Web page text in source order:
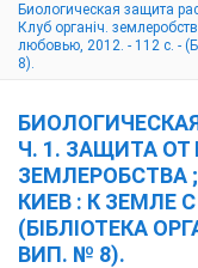
Биологическая защита
Клуб органіч.
любовью, 2012. - 112 с. -
8).
Ч. 1. ЗАЩИТА ОТ
ЗЕМЛЕРОБСТВА
КИЕВ : К ЗЕМЛЕ
(БІБЛІОТЕКА
ВИП. № 8).